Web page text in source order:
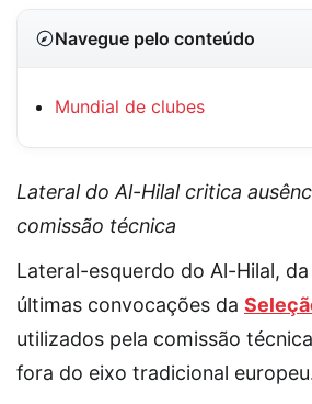
Navegue pelo conteúdo
Mundial de clubes
Lateral do Al-Hilal critica
comissão técnica
Lateral-esquerdo do Al-Hilal,
últimas convocações da
utilizados pela comissão
fora do eixo tradicional